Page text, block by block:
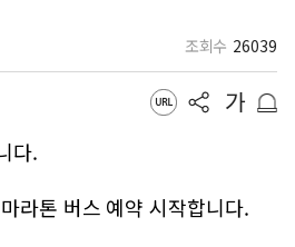
조회수 26039
다.
라톤 버스 예약 시작합니다.